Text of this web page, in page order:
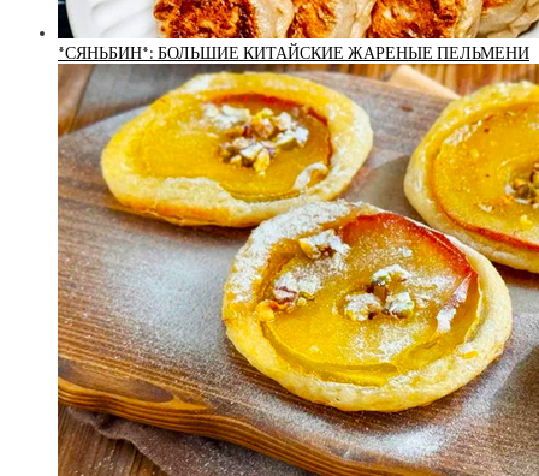
*СЯНЬБИН*: БОЛЬШИЕ КИТАЙСКИЕ ЖАРЕНЫЕ ПЕЛЬМЕНИ